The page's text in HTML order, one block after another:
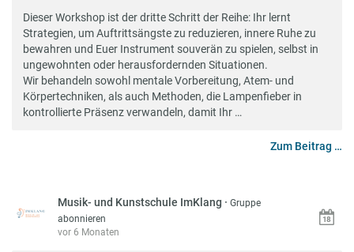
Dieser Workshop ist der dritte Schritt der Reihe: Ihr lernt
Strategien, um Auftrittsängste zu reduzieren, innere Ruhe zu
bewahren und Euer Instrument souverän zu spielen, selbst in
ungewohnten oder herausfordernden Situationen.
Wir behandeln sowohl mentale Vorbereitung, Atem- und
Körpertechniken, als auch Methoden, die Lampenfieber in
kontrollierte Präsenz verwandeln, damit Ihr …
Zum Beitrag …
Musik- und Kunstschule ImKlang ·Gruppe
abonnieren
vor 6 Monaten